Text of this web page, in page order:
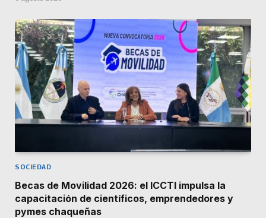
SOCIEDAD
Becas de Movilidad 2026: el ICCTI impulsa la
capacitación de científicos, emprendedores y
pymes chaqueñas